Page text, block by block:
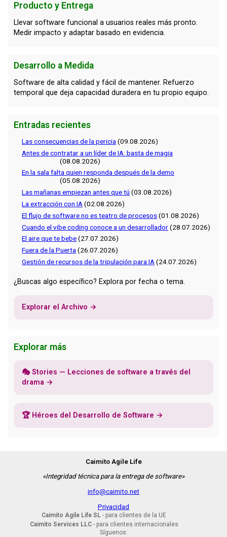
Producto y Entrega
Llevar software funcional a usuarios reales más pronto.
Medir impacto y adaptar basado en evidencia.
Desarrollo a Medida
Software de alta calidad y fácil de mantener. Refuerzo
temporal que deja capacidad duradera en tu propio equipo.
Entradas recientes
Las consecuencias de la pericia (09.08.2026)
Antes de contratar a un líder de IA: basta de magia
(08.08.2026)
En la sala falta quien responda después de la demo
(05.08.2026)
Las mañanas empiezan antes que tú (03.08.2026)
La extracción con IA (02.08.2026)
El flujo de software no es teatro de procesos(01.08.2026)
Cuando el vibe coding conoce a un desarrollador(28.07.2026)
El aire que te bebe(27.07.2026)
Fuera de la Puerta (26.07.2026)
Gestión de recursos de la tripulación para IA (24.07.2026)
¿Buscas algo específico? Explora por fecha o tema.
Explorar el Archivo →
Explorar más
🎭 Stories — Lecciones de software a través del
drama →
🏆 Héroes del Desarrollo de Software →
Caimito Agile Life
«Integridad técnica para la entrega de software»
info@caimito.net
Privacidad
Caimito Agile Life SL - para clientes de la UE
Caimito Services LLC- para clientes internacionales
Síguenos: